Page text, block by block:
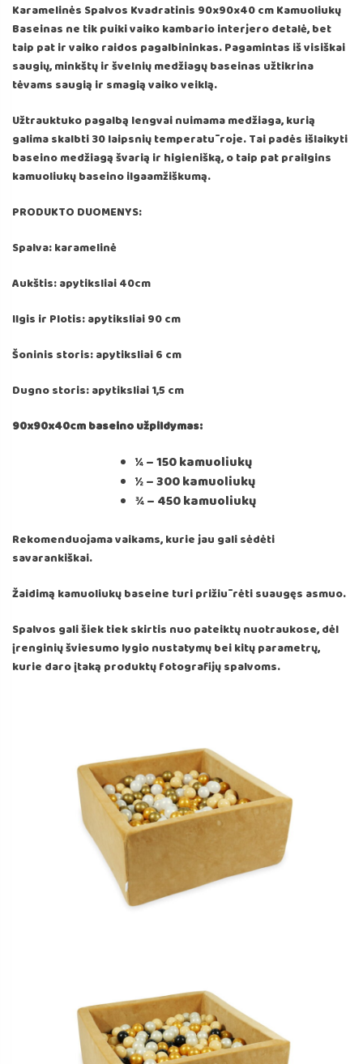
Karamelinės Spalvos Kvadratinis 90x90x40 cm Kamuoliukų
Baseinas ne tik puiki vaiko kambario interjero detalė, bet
taip pat ir vaiko raidos pagalbininkas. Pagamintas iš visiškai
saugių, minkštų ir švelnių medžiagų baseinas užtikrina
tėvams saugią ir smagią vaiko veiklą.
Užtrauktuko pagalbą lengvai nuimama medžiaga, kurią
galima skalbti 30 laipsnių temperatūroje. Tai padės išlaikyti
baseino medžiagą švarią ir higienišką, o taip pat prailgins
kamuoliukų baseino ilgaamžiškumą.
PRODUKTO DUOMENYS:
Spalva: karamelinė
Aukštis: apytiksliai 40cm
Ilgis ir Plotis: apytiksliai 90 cm
Šoninis storis: apytiksliai 6 cm
Dugno storis: apytiksliai 1,5 cm
90x90x40cm baseino užpildymas:
¼ – 150 kamuoliukų
½ – 300 kamuoliukų
¾ – 450 kamuoliukų
Rekomenduojama vaikams, kurie jau gali sėdėti
savarankiškai.
Žaidimą kamuoliukų baseine turi prižiūrėti suaugęs asmuo.
Spalvos gali šiek tiek skirtis nuo pateiktų nuotraukose, dėl
įrenginių šviesumo lygio nustatymų bei kitų parametrų,
kurie daro įtaką produktų fotografijų spalvoms.